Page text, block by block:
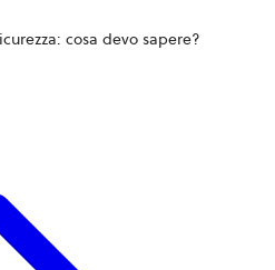
cosa devo sapere?